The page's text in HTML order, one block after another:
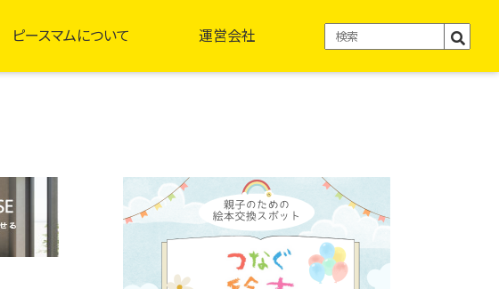
ピースマムについて 運営会社